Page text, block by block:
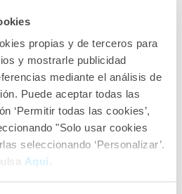
propias y de terceros para
y mostrarle publicidad
mediante el análisis de
Puede aceptar todas las
‘Permitir todas las cookies’,
"Solo usar cookies
seleccionando ‘Personalizar’.
Aquí